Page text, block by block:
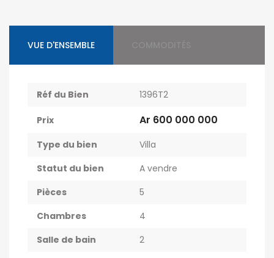
VUE D'ENSEMBLE
Réf du Bien 1396T2
Prix Ar 600 000 000
Type du bien
Villa
Statut du bien
A vendre
Pièces
5
Chambres
4
Salle de bain
2